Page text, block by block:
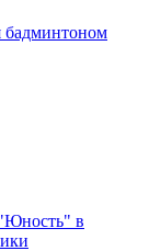
бадминтоном
в